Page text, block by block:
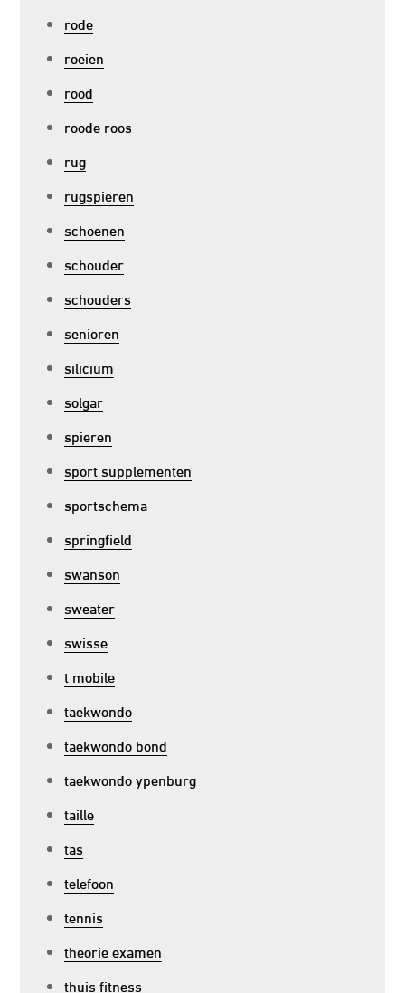
rode
roeien
rood
roode roos
rug
rugspieren
schoenen
schouder
schouders
senioren
silicium
solgar
spieren
sport supplementen
sportschema
springfield
swanson
sweater
swisse
t mobile
taekwondo
taekwondo bond
taekwondo ypenburg
taille
tas
telefoon
tennis
theorie examen
thuis fitness